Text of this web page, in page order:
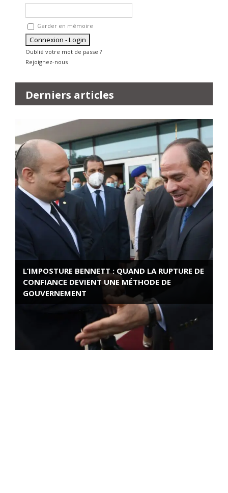
Garder en mémoire
Oublié votre mot de passe ?
Rejoignez-nous
Derniers articles
L’IMPOSTURE BENNETT : QUAND LA RUPTURE DE
CONFIANCE DEVIENT UNE MÉTHODE DE
GOUVERNEMENT
ROSE VALLAND, HEROÏNE DE LA RESISTANCE